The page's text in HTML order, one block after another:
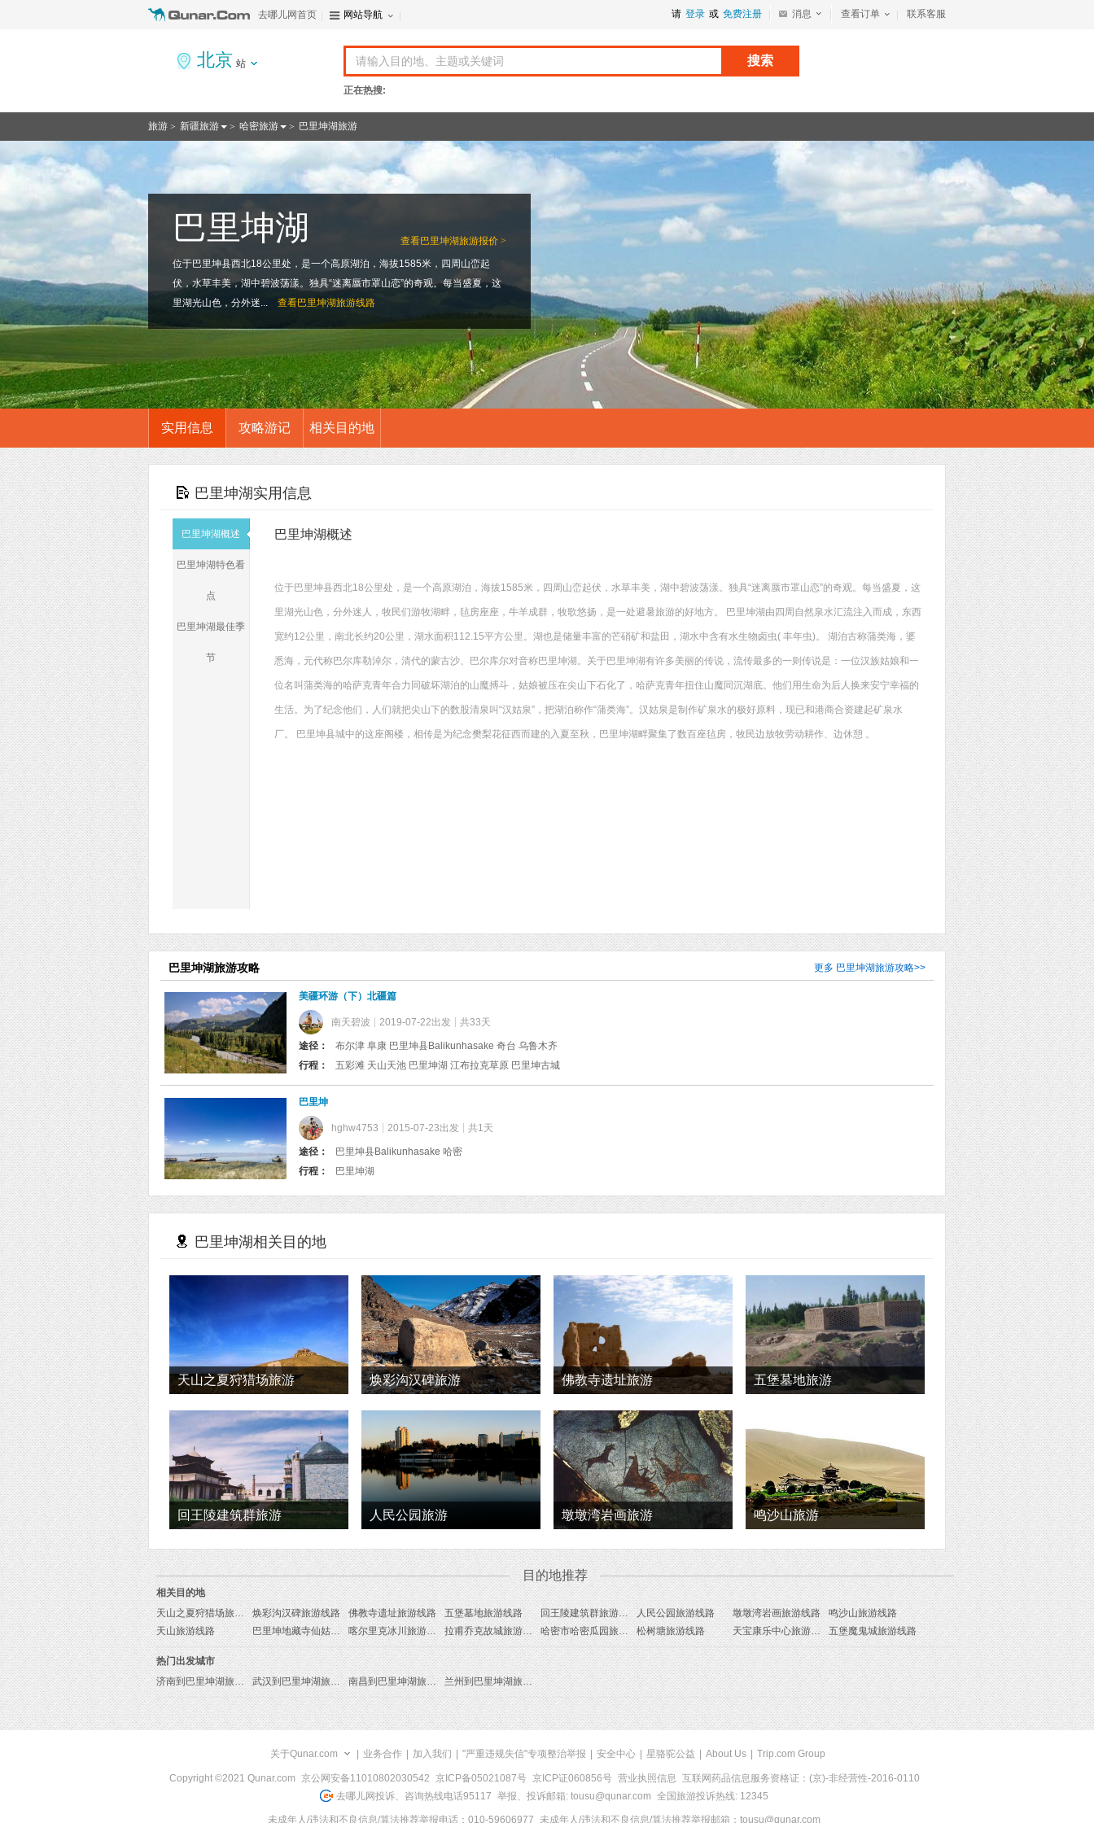
请 登录 或 免费注册 消息 查看订单 联系客服
去哪儿网首页 网站导航
北京 站 搜索
正在热搜:
旅游 > 新疆旅游 > 哈密旅游 > 巴里坤湖旅游
查看巴里坤湖旅游报价 >
巴里坤湖
位于巴里坤县西北18公里处，是一个高原湖泊，海拔1585米，四周山峦起
伏，水草丰美，湖中碧波荡漾。独具“迷离蜃市罩山恋”的奇观。每当盛夏，这
里湖光山色，分外迷...
查看巴里坤湖旅游线路
实用信息 攻略游记 相关目的地
巴里坤湖实用信息
巴里坤湖概述
巴里坤湖特色看
点
巴里坤湖最佳季
节
巴里坤湖概述
位于巴里坤县西北18公里处，是一个高原湖泊，海拔1585米，四周山峦起伏，水草丰美，湖中碧波荡漾。独具“迷离蜃市罩山恋”的奇观。每当盛夏，这
里湖光山色，分外迷人，牧民们游牧湖畔，毡房座座，牛羊成群，牧歌悠扬，是一处避暑旅游的好地方。 巴里坤湖由四周自然泉水汇流注入而成，东西
宽约12公里，南北长约20公里，湖水面积112.15平方公里。湖也是储量丰富的芒硝矿和盐田，湖水中含有水生物卤虫( 丰年虫)。 湖泊古称蒲类海，婆
悉海，元代称巴尔库勒淖尔，清代的蒙古沙、巴尔库尔对音称巴里坤湖。关于巴里坤湖有许多美丽的传说，流传最多的一则传说是：一位汉族姑娘和一
位名叫蒲类海的哈萨克青年合力同破坏湖泊的山魔搏斗，姑娘被压在尖山下石化了，哈萨克青年扭住山魔同沉湖底。他们用生命为后人换来安宁幸福的
生活。为了纪念他们，人们就把尖山下的数股清泉叫“汉姑泉”，把湖泊称作“蒲类海”。汉姑泉是制作矿泉水的极好原料，现已和港商合资建起矿泉水
厂。 巴里坤县城中的这座阁楼，相传是为纪念樊梨花征西而建的入夏至秋，巴里坤湖畔聚集了数百座毡房，牧民边放牧劳动耕作、边休憩 。
巴里坤湖旅游攻略 更多 巴里坤湖旅游攻略>>
美疆环游（下）北疆篇
南天碧波 2019-07-22出发 共33天
途径：
布尔津 阜康 巴里坤县Balikunhasake 奇台 乌鲁木齐
行程：
五彩滩 天山天池 巴里坤湖 江布拉克草原 巴里坤古城
巴里坤
hghw4753 2015-07-23出发 共1天
途径：
巴里坤县Balikunhasake 哈密
行程：
巴里坤湖
巴里坤湖相关目的地
天山之夏狩猎场旅游 焕彩沟汉碑旅游 佛教寺遗址旅游 五堡墓地旅游
回王陵建筑群旅游 人民公园旅游 墩墩湾岩画旅游 鸣沙山旅游
目的地推荐
相关目的地
天山之夏狩猎场旅游线路
焕彩沟汉碑旅游线路 佛教寺遗址旅游线路 五堡墓地旅游线路 回王陵建筑群旅游线路 人民公园旅游线路 墩墩湾岩画旅游线路
鸣沙山旅游线路
天山旅游线路
巴里坤地藏寺仙姑庙景区旅游线路 喀尔里克冰川旅游线路 拉甫乔克故城旅游线路 哈密市哈密瓜园旅游线路 松树塘旅游线路 天宝康乐中心旅游线路 五堡魔鬼城旅游线路
热门出发城市
济南到巴里坤湖旅游报价
武汉到巴里坤湖旅游报价 南昌到巴里坤湖旅游报价 兰州到巴里坤湖旅游报价
关于Qunar.com 业务合作 加入我们 "严重违规失信"专项整治举报 安全中心 星骆驼公益 About Us Trip.com Group
Copyright ©2021 Qunar.com 京公网安备11010802030542 京ICP备05021087号 京ICP证060856号 营业执照信息 互联网药品信息服务资格证：(京)-非经营性-2016-0110
去哪儿网投诉、咨询热线电话95117 举报、投诉邮箱: tousu@qunar.com 全国旅游投诉热线: 12345
未成年人/违法和不良信息/算法推荐举报电话：010-59606977 未成年人/违法和不良信息/算法推荐举报邮箱：tousu@qunar.com